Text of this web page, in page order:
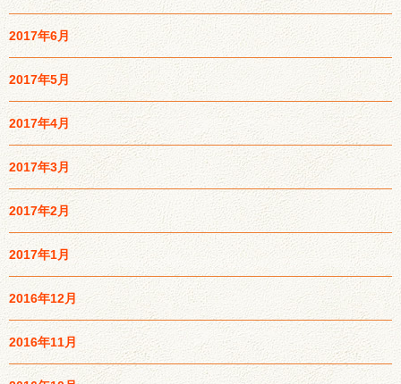
2017年6月
2017年5月
2017年4月
2017年3月
2017年2月
2017年1月
2016年12月
2016年11月